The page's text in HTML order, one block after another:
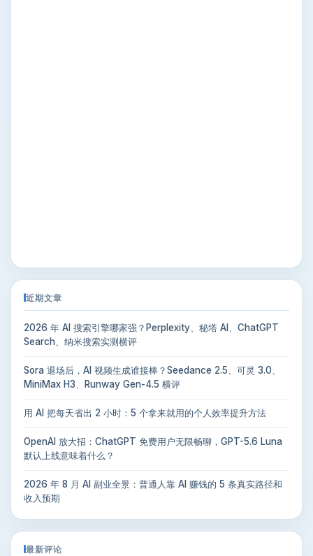
近期文章
2026 年 AI 搜索引擎哪家强？Perplexity、秘塔 AI、ChatGPT
Search、纳米搜索实测横评
Sora 退场后，AI 视频生成谁接棒？Seedance 2.5、可灵 3.0、
MiniMax H3、Runway Gen-4.5 横评
用 AI 把每天省出 2 小时：5 个拿来就用的个人效率提升方法
OpenAI 放大招：ChatGPT 免费用户无限畅聊，GPT-5.6 Luna
默认上线意味着什么？
2026 年 8 月 AI 副业全景：普通人靠 AI 赚钱的 5 条真实路径和
收入预期
最新评论